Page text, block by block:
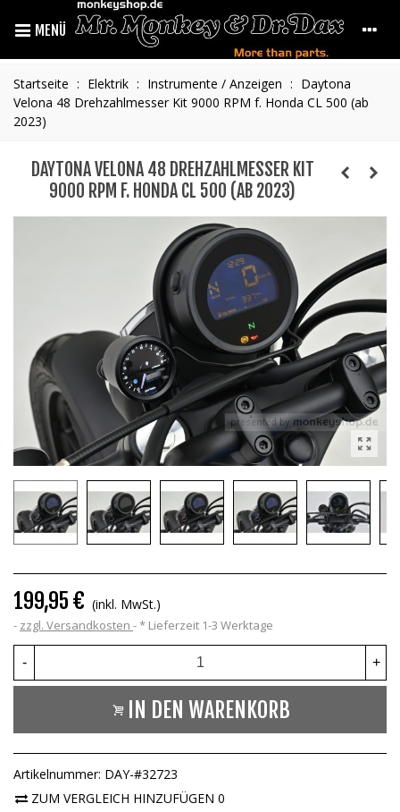
MENÜ
Startseite : Elektrik : Instrumente / Anzeigen : Daytona
Velona 48 Drehzahlmesser Kit 9000 RPM f. Honda CL 500 (ab
2023)
DAYTONA VELONA 48 DREHZAHLMESSER KIT
9000 RPM F. HONDA CL 500 (AB 2023)
199,95 € (inkl. MwSt.)
zzgl. Versandkosten * Lieferzeit 1-3 Werktage
- +
IN DEN WARENKORB
Artikelnummer: DAY-#32723
ZUM VERGLEICH HINZUFÜGEN 0